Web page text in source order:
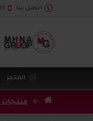
اتصل بنا
المتجر
منتجات